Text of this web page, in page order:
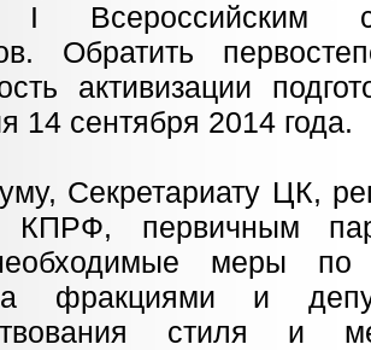
I Всероссийским
Обратить
активизации
14 сентября 2014 года.
Секретариату ЦК,
КПРФ, первичным
меры
фракциями и
стиля и